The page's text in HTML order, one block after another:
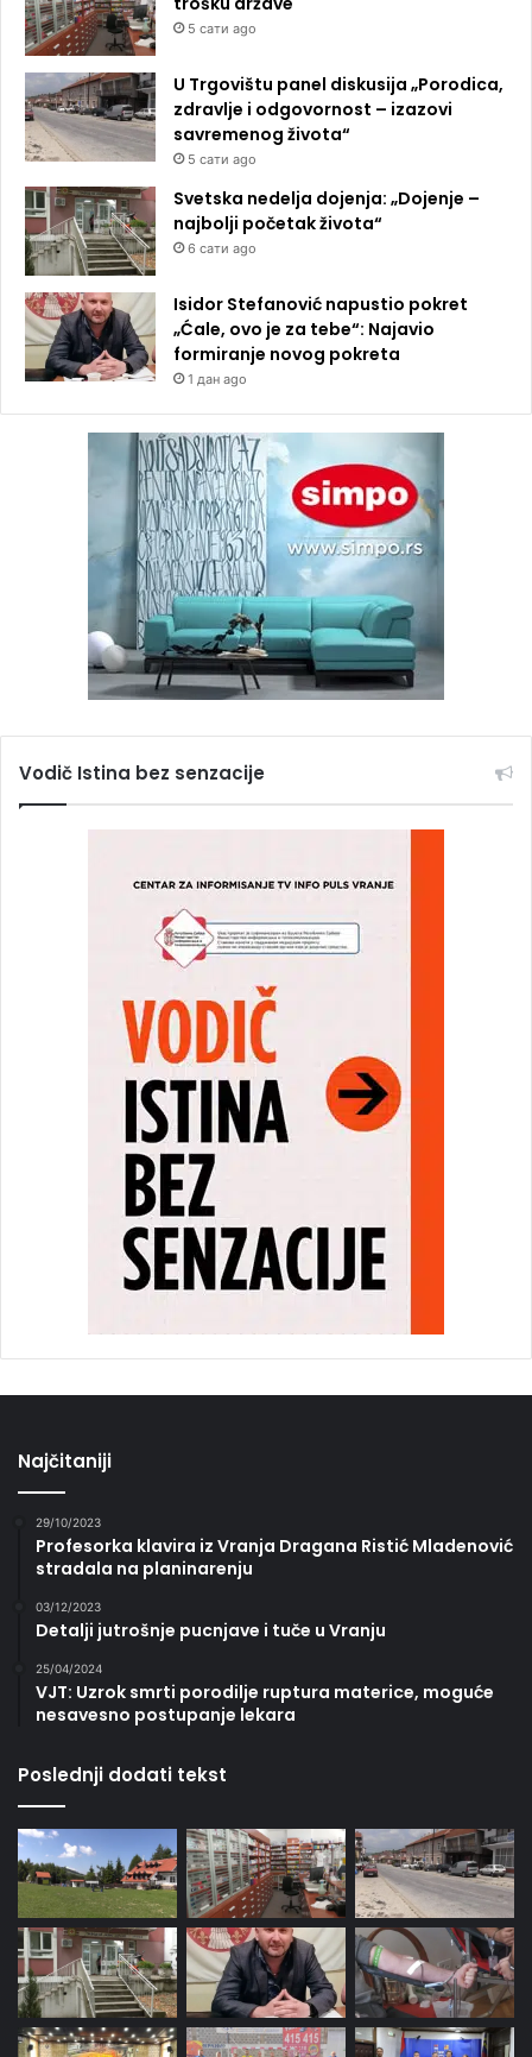
5 сати ago
U Trgovištu panel diskusija „Porodica,
zdravlje i odgovornost – izazovi
savremenog života“
5 сати ago
Svetska nedelja dojenja: „Dojenje –
najbolji početak života“
6 сати ago
Isidor Stefanović napustio pokret
„Ćale, ovo je za tebe“: Najavio
formiranje novog pokreta
1 дан ago
Vodič Istina bez senzacije
Najčitaniji
29/10/2023
Profesorka klavira iz Vranja Dragana Ristić Mladenović
stradala na planinarenju
03/12/2023
Detalji jutrošnje pucnjave i tuče u Vranju
25/04/2024
VJT: Uzrok smrti porodilje ruptura materice, moguće
nesavesno postupanje lekara
Poslednji dodati tekst